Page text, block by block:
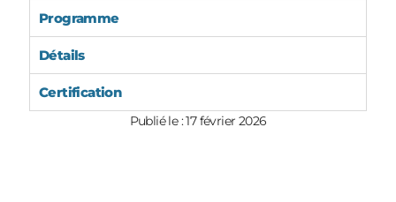
Programme
Détails
Certification
Publié le : 17 février 2026